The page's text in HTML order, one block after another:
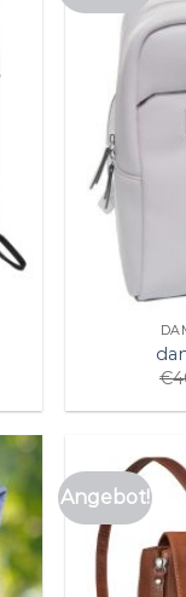
€
Angebot!